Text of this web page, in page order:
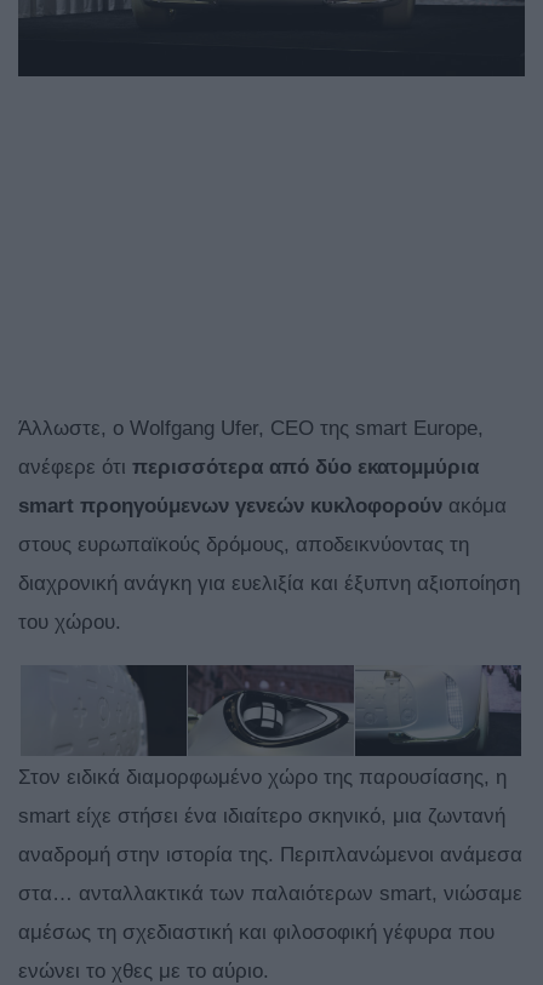
Άλλωστε, ο Wolfgang Ufer, CEO της smart Europe,
ανέφερε ότι περισσότερα από δύο εκατομμύρια
smart προηγούμενων γενεών κυκλοφορούν ακόμα
στους ευρωπαϊκούς δρόμους, αποδεικνύοντας τη
διαχρονική ανάγκη για ευελιξία και έξυπνη αξιοποίηση
του χώρου.
Στον ειδικά διαμορφωμένο χώρο της παρουσίασης, η
smart είχε στήσει ένα ιδιαίτερο σκηνικό, μια ζωντανή
αναδρομή στην ιστορία της. Περιπλανώμενοι ανάμεσα
στα… ανταλλακτικά των παλαιότερων smart, νιώσαμε
αμέσως τη σχεδιαστική και φιλοσοφική γέφυρα που
ενώνει το χθες με το αύριο.